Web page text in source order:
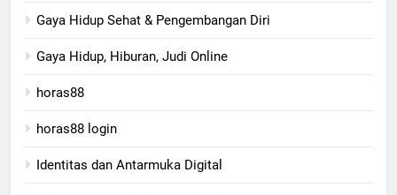
Gaya Hidup Sehat & Pengembangan Diri
Gaya Hidup, Hiburan, Judi Online
horas88
horas88 login
Identitas dan Antarmuka Digital